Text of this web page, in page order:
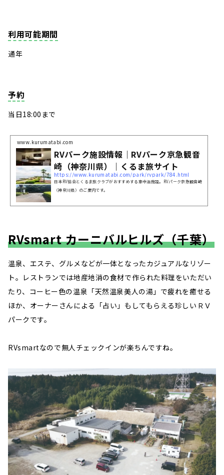
利用可能期間
通年
予約
当日18:00まで
www.kurumatabi.com
RVパーク施設情報｜RVパーク京急観音
崎（神奈川県）｜くるま旅サイト
https://www.kurumatabi.com/park/rvpark/784.html
日本RV協会とくるま旅クラブがおすすめする車中泊施設。RVパーク京急観音崎
（神奈川県）のご案内です。
RVsmart カーニバルヒルズ（千葉）
温泉、エステ、グルメなどが一体となったカジュアルなリゾー
ト。レストランでは地産地消の食材で作られた料理をいただい
たり、コーヒー色の温泉「天然温泉美人の湯」で疲れを癒せる
ほか、オーナーさんによる「占い」もしてもらえる珍しいＲＶ
パークです。
RVsmartなので無人チェックインが楽ちんですね。